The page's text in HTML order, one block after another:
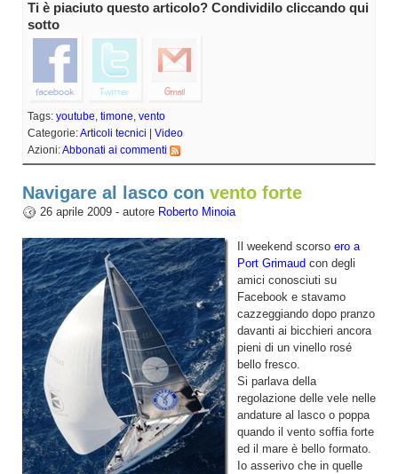
Ti è piaciuto questo articolo? Condividilo cliccando qui
sotto
Tags: youtube, timone, vento
Categorie:Articoli tecnici
Video
Azioni:Abbonati ai commenti
Navigare al lasco con vento forte
26 aprile 2009 - autore Roberto Minoia
Il weekend scorso ero a
Port Grimaud con degli
amici conosciuti su
Facebook e stavamo
cazzeggiando dopo pranzo
davanti ai bicchieri ancora
pieni di un vinello rosé
bello fresco.
Si parlava della
regolazione delle vele nelle
andature al lasco o poppa
quando il vento soffia forte
ed il mare è bello formato.
Io asserivo che in quelle